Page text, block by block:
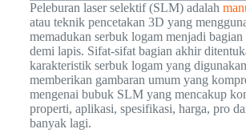
Peleburan laser selektif (SLM) adalah
atau teknik pencetakan 3D yang
memadukan serbuk logam menjadi
demi lapis. Sifat-sifat bagian akhir
karakteristik serbuk logam yang
memberikan gambaran umum yang
mengenai bubuk SLM yang mencakup
properti, aplikasi, spesifikasi, harga, pro
banyak lagi.